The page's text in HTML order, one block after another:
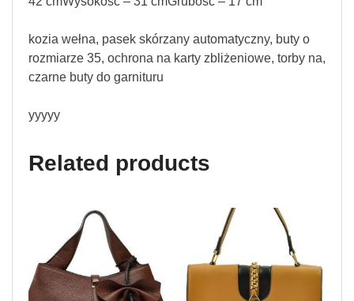
kozia wełna, pasek skórzany automatyczny, buty o
rozmiarze 35, ochrona na karty zbliżeniowe, torby na,
czarne buty do garnituru
yyyyy
Related products